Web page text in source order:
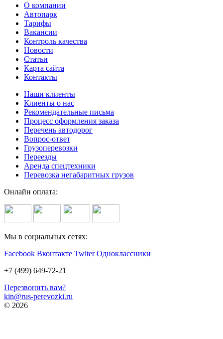
О компании
Автопарк
Тарифы
Вакансии
Контроль качества
Новости
Статьи
Карта сайта
Контакты
Наши клиенты
Клиенты о нас
Рекомендательные письма
Процесс оформления заказа
Перечень автодорог
Вопрос-ответ
Грузоперевозки
Переезды
Аренда спецтехники
Перевозка негабаритных грузов
Онлайн оплата:
Мы в социальных сетях:
Facebook Вконтакте Twiter Одноклассники
+7 (499) 649-72-21
Перезвонить вам?
kin@rus-perevozki.ru
© 2026